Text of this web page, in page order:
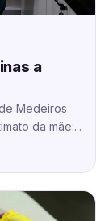
a
Medeiros
da mãe:...